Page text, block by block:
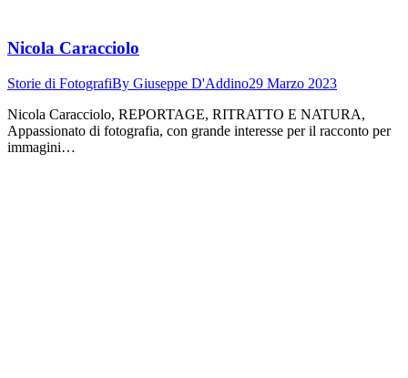
Nicola Caracciolo
Storie di FotografiBy Giuseppe D'Addino29 Marzo 2023
Nicola Caracciolo, REPORTAGE, RITRATTO E NATURA,
Appassionato di fotografia, con grande interesse per il racconto per
immagini…